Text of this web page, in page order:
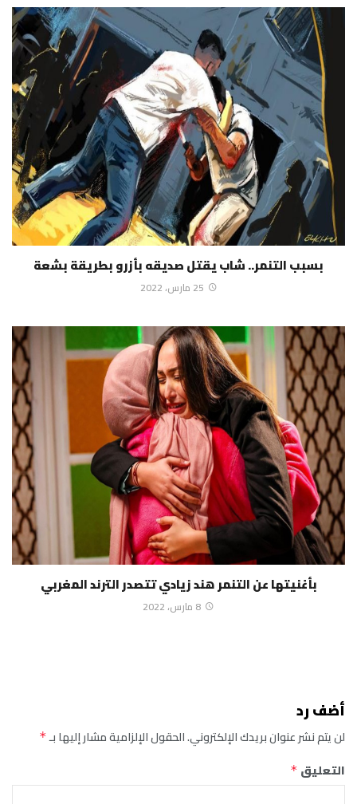
بسبب التنمر.. شاب يقتل صديقه بأزرو بطريقة بشعة
25 مارس، 2022
بأغنيتها عن التنمر هند زيادي تتصدر الترند المغربي
8 مارس، 2022
أضف رد
لن يتم نشر عنوان بريدك الإلكتروني.الحقول الإلزامية مشار إليها بـ*
التعليق *